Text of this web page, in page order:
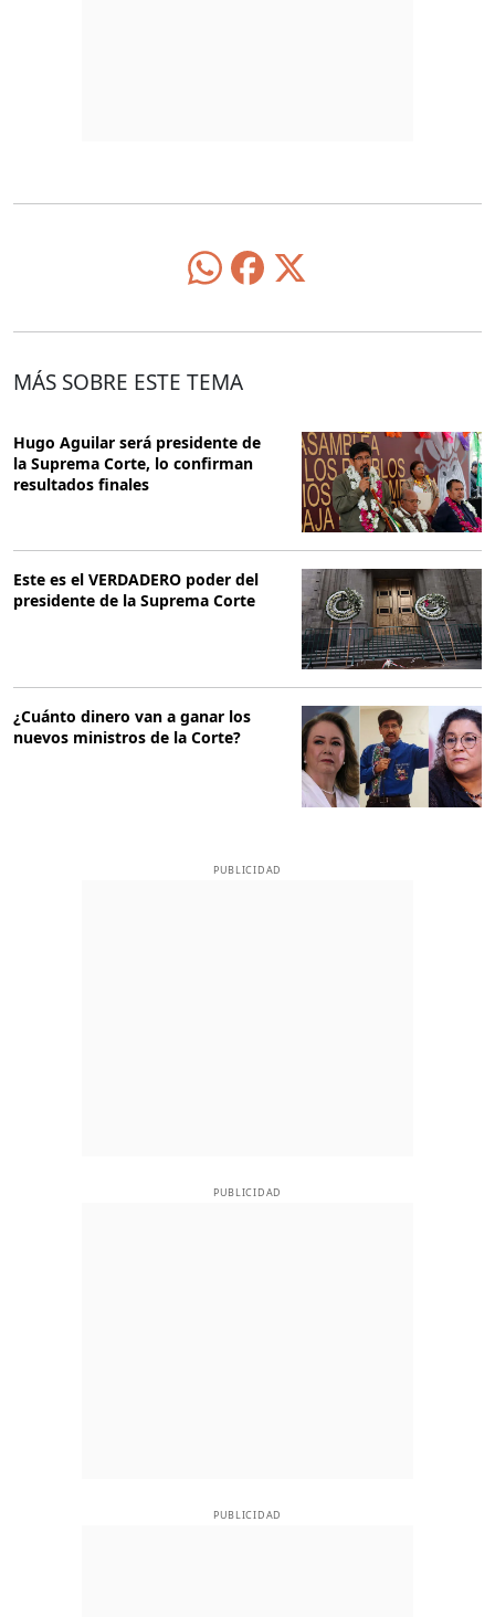
MÁS SOBRE ESTE TEMA
Hugo Aguilar será presidente de
la Suprema Corte, lo confirman
resultados finales
Este es el VERDADERO poder del
presidente de la Suprema Corte
¿Cuánto dinero van a ganar los
nuevos ministros de la Corte?
PUBLICIDAD
PUBLICIDAD
PUBLICIDAD